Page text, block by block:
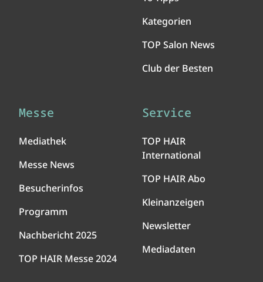
Kategorien
TOP Salon News
Club der Besten
Messe
Mediathek
Messe News
Besucherinfos
Programm
Nachbericht 2025
TOP HAIR Messe 2024
Service
TOP HAIR
International
TOP HAIR Abo
Kleinanzeigen
Newsletter
Mediadaten